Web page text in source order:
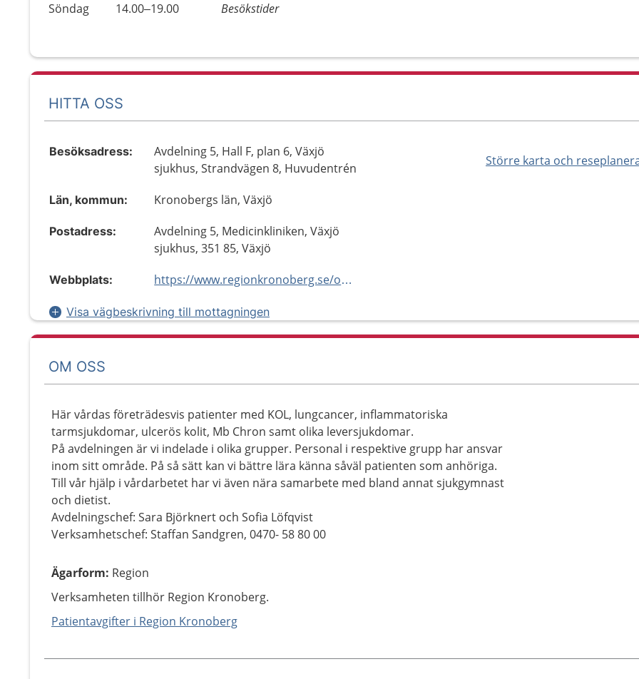
Söndag
14.00–19.00 Besökstider
HITTA OSS
Större karta och
Besöksadress:
Avdelning 5, Hall F, plan 6, Växjö
sjukhus, Strandvägen 8, Huvudentrén
Län, kommun: Kronobergs län, Växjö
Postadress:
Avdelning 5, Medicinkliniken, Växjö
sjukhus, 351 85, Växjö
Webbplats: https://www.regionkronoberg.se/om-region-kronoberg/verksamhetsorganisation/halso--och-sjukvard/sjukhusvard/
Visa vägbeskrivning till mottagningen
OM OSS
Här vårdas företrädesvis patienter med KOL, lungcancer, inflammatoriska
tarmsjukdomar, ulcerös kolit, Mb Chron samt olika leversjukdomar.
På avdelningen är vi indelade i olika grupper. Personal i respektive grupp har ansvar
inom sitt område. På så sätt kan vi bättre lära känna såväl patienten som anhöriga.
Till vår hjälp i vårdarbetet har vi även nära samarbete med bland annat sjukgymnast
och dietist.
Avdelningschef: Sara Björknert och Sofia Löfqvist
Verksamhetschef: Staffan Sandgren, 0470- 58 80 00
Ägarform: Region
Verksamheten tillhör Region Kronoberg.
Patientavgifter i Region Kronoberg